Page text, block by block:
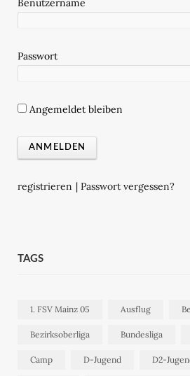
Passwort
Angemeldet bleiben
registrieren | Passwort vergessen?
TAGS
1. FSV Mainz 05 Ausflug
Bezirksoberliga Bundesliga
Camp D-Jugend D2-